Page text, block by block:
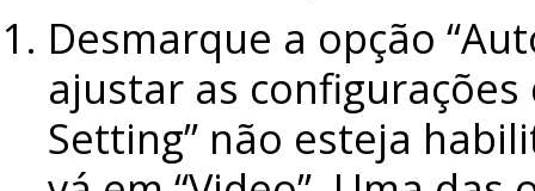
Desmarque a opção
ajustar as configurações
Setting” não esteja